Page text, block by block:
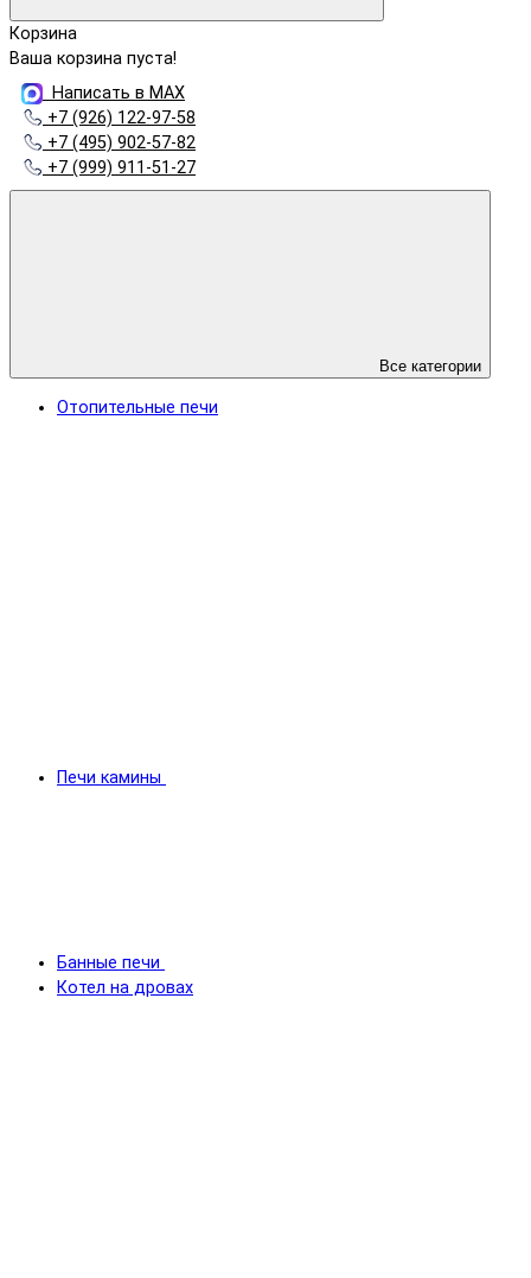
Корзина
Ваша корзина пуста!
Написать в MAX
+7 (926) 122-97-58
+7 (495) 902-57-82
+7 (999) 911-51-27
Все категории
Отопительные печи
Печи камины
Банные печи
Котел на дровах